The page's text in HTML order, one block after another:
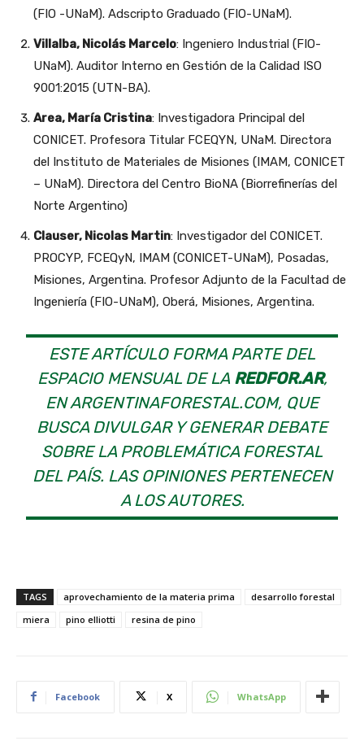
(FIO -UNaM). Adscripto Graduado (FIO-UNaM).
Villalba, Nicolás Marcelo: Ingeniero Industrial (FIO-
UNaM). Auditor Interno en Gestión de la Calidad ISO
9001:2015 (UTN-BA).
Area, María Cristina: Investigadora Principal del
CONICET. Profesora Titular FCEQYN, UNaM. Directora
del Instituto de Materiales de Misiones (IMAM, CONICET
– UNaM). Directora del Centro BioNA (Biorrefinerías del
Norte Argentino)
Clauser, Nicolas Martin: Investigador del CONICET.
PROCYP, FCEQyN, IMAM (CONICET-UNaM), Posadas,
Misiones, Argentina. Profesor Adjunto de la Facultad de
Ingeniería (FIO-UNaM), Oberá, Misiones, Argentina.
ESTE ARTÍCULO FORMA PARTE DEL
ESPACIO MENSUAL DE LA REDFOR.AR,
EN ARGENTINAFORESTAL.COM, QUE
BUSCA DIVULGAR Y GENERAR DEBATE
SOBRE LA PROBLEMÁTICA FORESTAL
DEL PAÍS. LAS OPINIONES PERTENECEN
A LOS AUTORES.
TAGS aprovechamiento de la materia prima
desarrollo forestal
miera
pino elliotti resina de pino
Facebook X WhatsApp